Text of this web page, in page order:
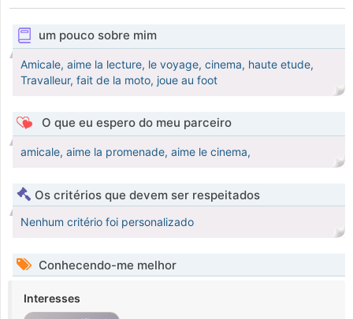
um pouco sobre mim
Amicale, aime la lecture, le voyage, cinema, haute etude,
Travalleur, fait de la moto, joue au foot
O que eu espero do meu parceiro
amicale, aime la promenade, aime le cinema,
Os critérios que devem ser respeitados
Nenhum critério foi personalizado
Conhecendo-me melhor
Interesses